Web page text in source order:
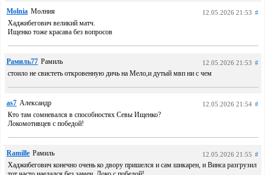
Molnia Молния 12.05.2026 21:53 #
Хаджибегович великий матч.
Ищенко тоже красава без вопросов
Рамиль77 Рамиль 12.05.2026 21:53 #
стоило не свистеть откровенную дичь на Мело,и дутый мвп ни с чем
as7 Александр 12.05.2026 21:54 #
Кто там сомневался в способностях Севы Ищенко?
Локомотивцев с победой!
Ramille Рамиль 12.05.2026 21:55 #
Хаджибегович конечно очень ко двору пришелся и сам шикарен, и Винса разгрузил